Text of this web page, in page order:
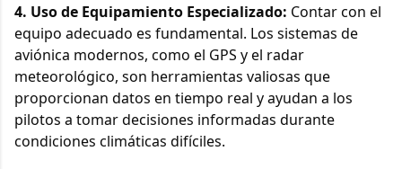
4. Uso de Equipamiento Especializado: Contar con el
equipo adecuado es fundamental. Los sistemas de
aviónica modernos, como el GPS y el radar
meteorológico, son herramientas valiosas que
proporcionan datos en tiempo real y ayudan a los
pilotos a tomar decisiones informadas durante
condiciones climáticas difíciles.